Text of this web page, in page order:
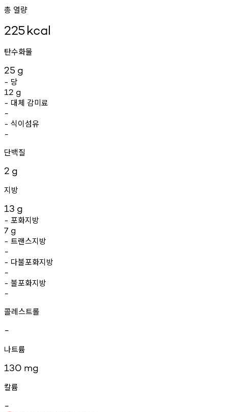
총 열량
225kcal
탄수화물
25 g
- 당
12 g
- 대체 감미료
-
- 식이섬유
-
단백질
2 g
지방
13 g
- 포화지방
7 g
- 트랜스지방
-
- 다불포화지방
-
- 불포화지방
-
콜레스트롤
-
나트륨
130 mg
칼륨
-